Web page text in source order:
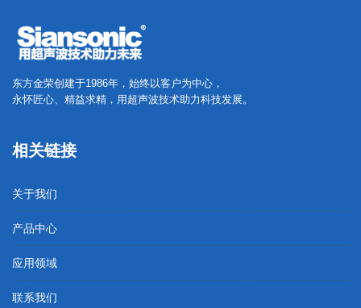
东方金荣创建于1986年，始终以客户为中心，
永怀匠心、精益求精，用超声波技术助力科技发展。
相关链接
关于我们
产品中心
应用领域
联系我们